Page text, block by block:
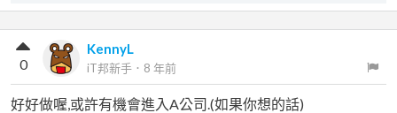
KennyL
iT邦新手 ． 8 年前
0
好好做喔,或許有機會進入A公司.(如果你想的話)